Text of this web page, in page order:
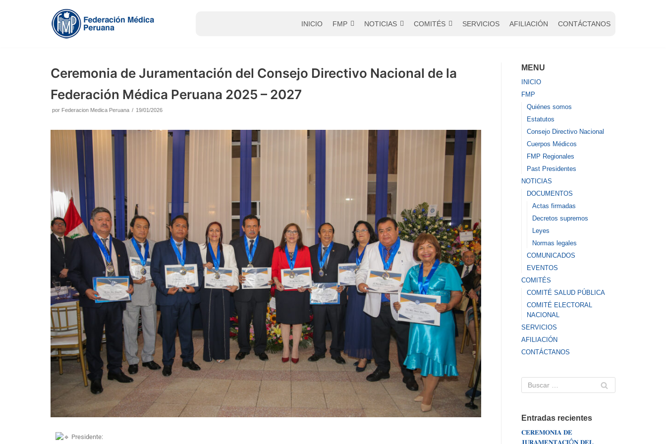
INICIO FMP NOTICIAS COMITÉS SERVICIOS AFILIACIÓN CONTÁCTANOS
Ceremonia de Juramentación del Consejo Directivo Nacional de la
Federación Médica Peruana 2025 – 2027
por Federacion Medica Peruana 19/01/2026
Presidente:
MENU
INICIO
FMP
Quiénes somos
Estatutos
Consejo Directivo Nacional
Cuerpos Médicos
FMP Regionales
Past Presidentes
NOTICIAS
DOCUMENTOS
Actas firmadas
Decretos supremos
Leyes
Normas legales
COMUNICADOS
EVENTOS
COMITÉS
COMITÉ SALUD PÚBLICA
COMITÉ ELECTORAL
NACIONAL
SERVICIOS
AFILIACIÓN
CONTÁCTANOS
Entradas recientes
𝐂𝐄𝐑𝐄𝐌𝐎𝐍𝐈𝐀 𝐃𝐄
𝐉𝐔𝐑𝐀𝐌𝐄𝐍𝐓𝐀𝐂𝐈Ó𝐍 𝐃𝐄𝐋